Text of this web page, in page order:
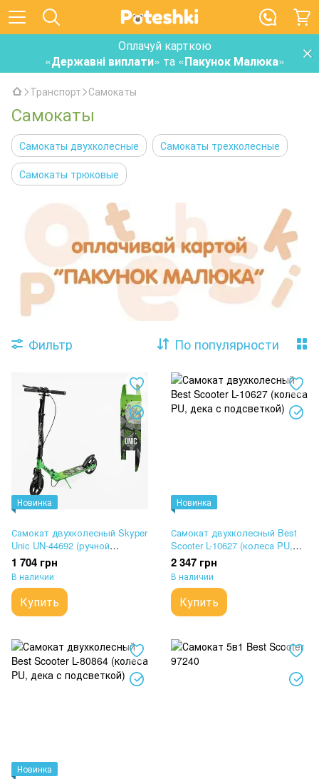
Оплачуй карткою
«Державні виплати» та «Пакунок Малюка»
Транспорт Самокаты
Самокаты
Самокаты двухколесные
Самокаты трехколесные
Самокаты трюковые
Фильтр По популярности
Новинка
Самокат двухколесный Skyper
Unic UN-44692 (ручной
дисковый тормоз, колеса PU,
передний амортизатор)
1 704 грн
В наличии
Купить
Новинка
Самокат двухколесный Best
Scooter L-10627 (колеса PU,
дека с подсветкой)
2 347 грн
В наличии
Купить
Новинка